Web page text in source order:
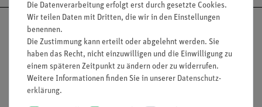
Nach oben
Die Datenverarbeitung erfolgt erst durch gesetzte Cookies.
Wir teilen Daten mit Dritten, die wir in den Einstellungen
benennen.
Die Zustimmung kann erteilt oder abgelehnt werden. Sie
haben das Recht, nicht einzuwilligen und die Einwilligung zu
einem späteren Zeitpunkt zu ändern oder zu widerrufen.
Weitere Informationen finden Sie in unserer Daten­schutz­
erklärung.